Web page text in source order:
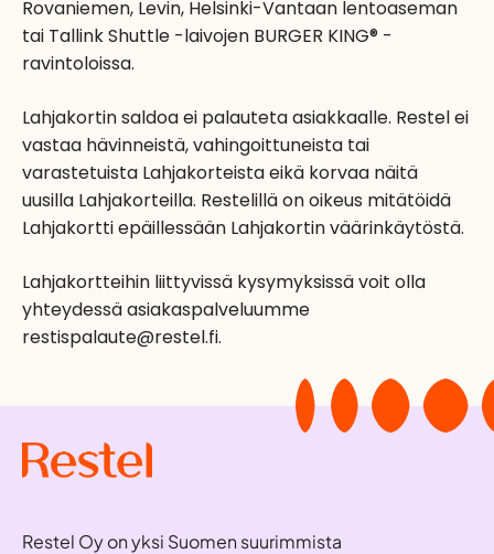
Rovaniemen, Levin, Helsinki-Vantaan lentoaseman
tai Tallink Shuttle -laivojen BURGER KING® -
ravintoloissa.
Lahjakortin saldoa ei palauteta asiakkaalle. Restel ei
vastaa hävinneistä, vahingoittuneista tai
varastetuista Lahjakorteista eikä korvaa näitä
uusilla Lahjakorteilla. Restelillä on oikeus mitätöidä
Lahjakortti epäillessään Lahjakortin väärinkäytöstä.
Lahjakortteihin liittyvissä kysymyksissä voit olla
yhteydessä asiakaspalveluumme
restispalaute@restel.fi.
Restel Oy on yksi Suomen suurimmista